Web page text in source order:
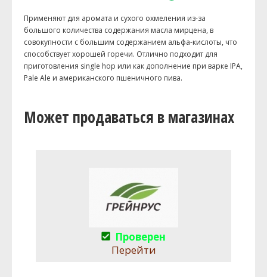
Применяют для аромата и сухого охмеления из-за
большого количества содержания масла мирцена, в
совокупности с большим содержанием альфа-кислоты, что
способствует хорошей горечи. Отлично подходит для
приготовления single hop или как дополнение при варке IPA,
Pale Ale и американского пшеничного пива.
Может продаваться в магазинах
Проверен
Перейти